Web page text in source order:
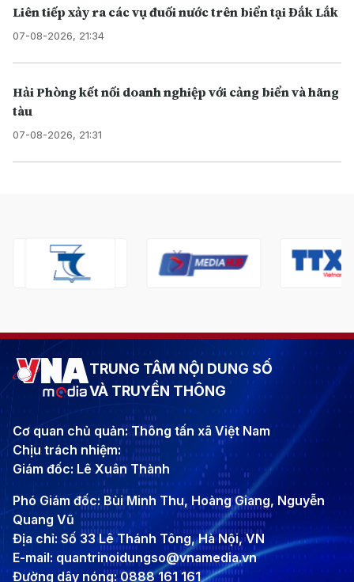
Liên tiếp xảy ra các vụ đuối nước trên biển tại Đắk Lắk
07-08-2026, 21:34
Hải Phòng kết nối doanh nghiệp với cảng biển và hãng
tàu
07-08-2026, 21:31
TRUNG TÂM NỘI DUNG SỐ
VÀ TRUYỀN THÔNG
Cơ quan chủ quản: Thông tấn xã Việt Nam
Chịu trách nhiệm:
Giám đốc: Lê Xuân Thành
Phó Giám đốc: Bùi Minh Thu, Hoàng Giang, Nguyễn
Quang Vũ
Địa chỉ: Số 33 Lê Thánh Tông, Hà Nội, VN
E-mail: quantrinoidungso@vnamedia.vn
Đường dây nóng: 0888 161 161